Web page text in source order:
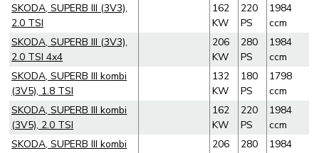
SKODA, SUPERB III (3V3),
2.0 TSI
162
KW
220
PS
1984
ccm
SKODA, SUPERB III (3V3),
2.0 TSI 4x4
206
KW
280
PS
1984
ccm
SKODA, SUPERB III kombi
(3V5), 1.8 TSI
132
KW
180
PS
1798
ccm
SKODA, SUPERB III kombi
(3V5), 2.0 TSI
162
KW
220
PS
1984
ccm
SKODA, SUPERB III kombi
206
280
1984